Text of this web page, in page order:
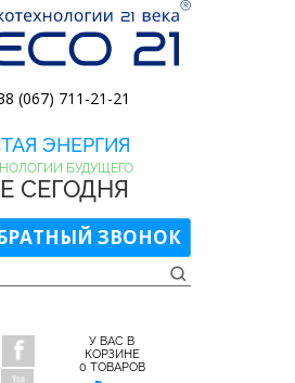
(067) 711-21-21
ЭНЕРГИЯ
БУДУЩЕГО
СЕГОДНЯ
ЗВОНОК
У ВАС В
КОРЗИНЕ
0 ТОВАРОВ